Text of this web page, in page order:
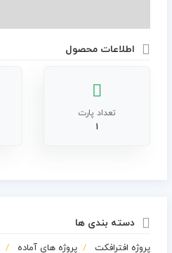
اطلاعات محصول
تعداد پارت
1
دسته بندی ها
پروژه افترافکت پروژه های آماده